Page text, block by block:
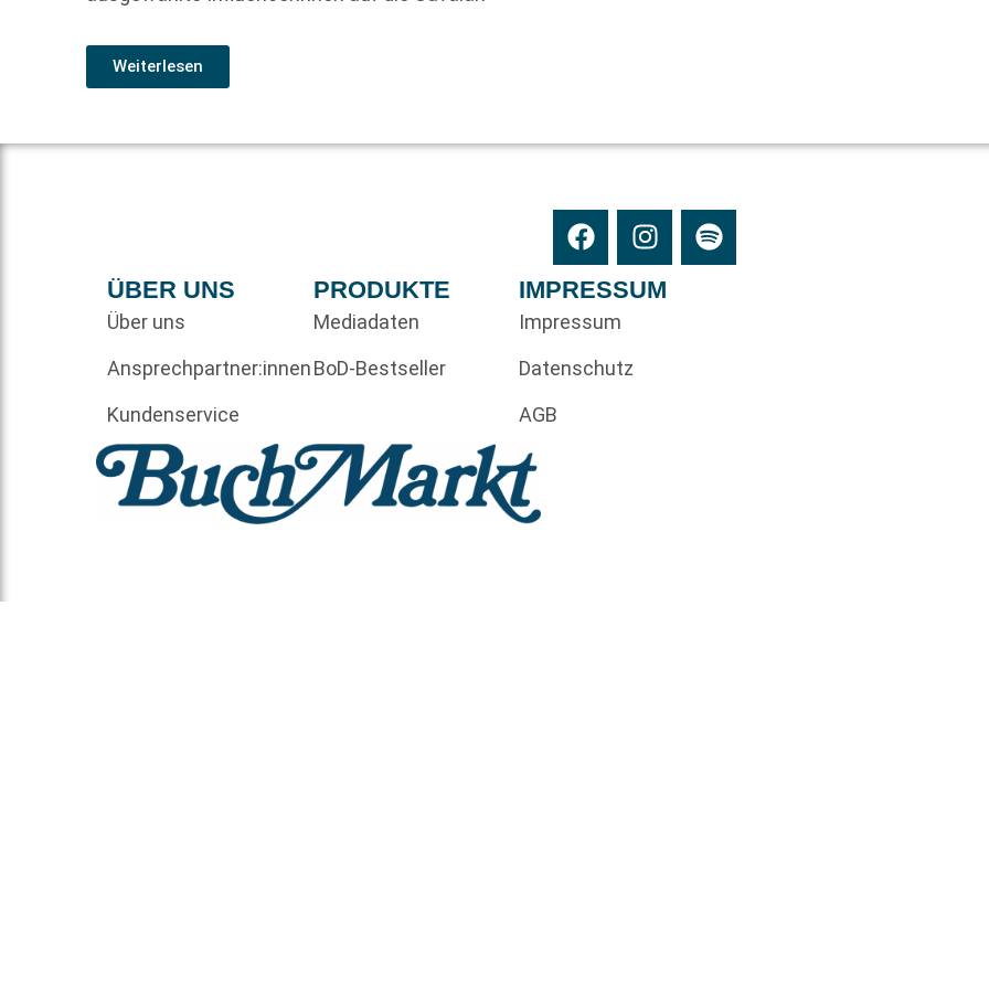
Weiterlesen
ÜBER UNS
Über uns
Ansprechpartner:innen
Kundenservice
PRODUKTE
Mediadaten
BoD-Bestseller
IMPRESSUM
Impressum
Datenschutz
AGB